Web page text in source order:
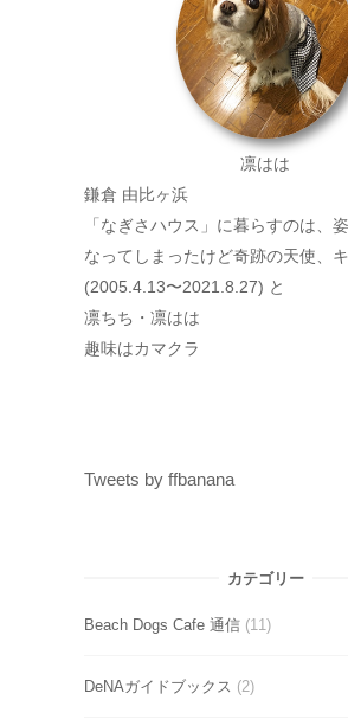
凛はは
鎌倉 由比ヶ浜
「なぎさハウス」に暮らすのは、
なってしまったけど奇跡の天使、
(2005.4.13〜2021.8.27) と
凛ちち・凛はは
趣味はカマクラ
Tweets by ffbanana
カテゴリー
Beach Dogs Cafe 通信 (11)
DeNAガイドブックス (2)